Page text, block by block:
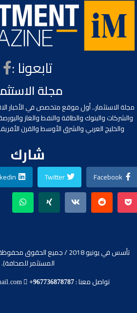
تابعونا :
مجلة
مجلة الاستثمار.. أول موقع متخصص في الأخبار
والشركات والبنوك والطاقة والنفط والغاز
والخليج العربي والشرق الأوسط والقرن
شارك
Facebook
Twitter
تأسس في يونيو 2018 / جميع
المستثمر للصحافة).
تواصل معنا : +967736878787